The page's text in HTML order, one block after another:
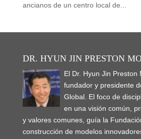
ancianos de un centro local de...
DR. HYUN JIN PRESTON
El Dr. Hyun Jin Preston
fundador y presidente
Global. El foco de
en una visión común,
y valores comunes, guía la
construcción de modelos